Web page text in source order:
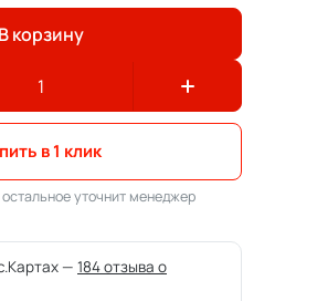
В корзину
в 1 клик
уточнит менеджер
— 184 отзыва о